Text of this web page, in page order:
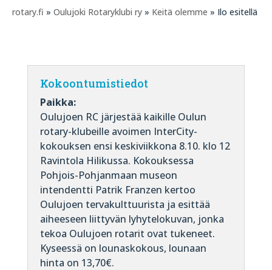
rotary.fi » Oulujoki Rotaryklubi ry » Keitä olemme » Ilo esitellä
Kokoontumistiedot
Paikka:
Oulujoen RC järjestää kaikille Oulun
rotary-klubeille avoimen InterCity-
kokouksen ensi keskiviikkona 8.10. klo 12
Ravintola Hilikussa. Kokouksessa
Pohjois-Pohjanmaan museon
intendentti Patrik Franzen kertoo
Oulujoen tervakulttuurista ja esittää
aiheeseen liittyvän lyhytelokuvan, jonka
tekoa Oulujoen rotarit ovat tukeneet.
Kyseessä on lounaskokous, lounaan
hinta on 13,70€.